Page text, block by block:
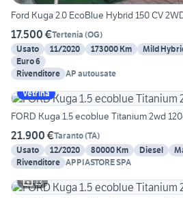
Ford Kuga 2.0 EcoBlue Hybrid 150 CV
17.500 €Tertenia (OG)
Usato
11/2020 173000 Km Mild
Euro 6
Rivenditore AP autousate
Vetrina
FORD Kuga 1.5 ecoblue Titanium 2wd
21.900 €Taranto(TA)
Usato
12/2020 80000 Km Diesel
Rivenditore APPIASTORE SPA
13